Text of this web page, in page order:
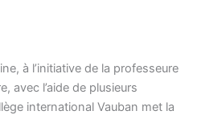
à l’initiative de la professeure
avec l’aide de plusieurs
international Vauban met la